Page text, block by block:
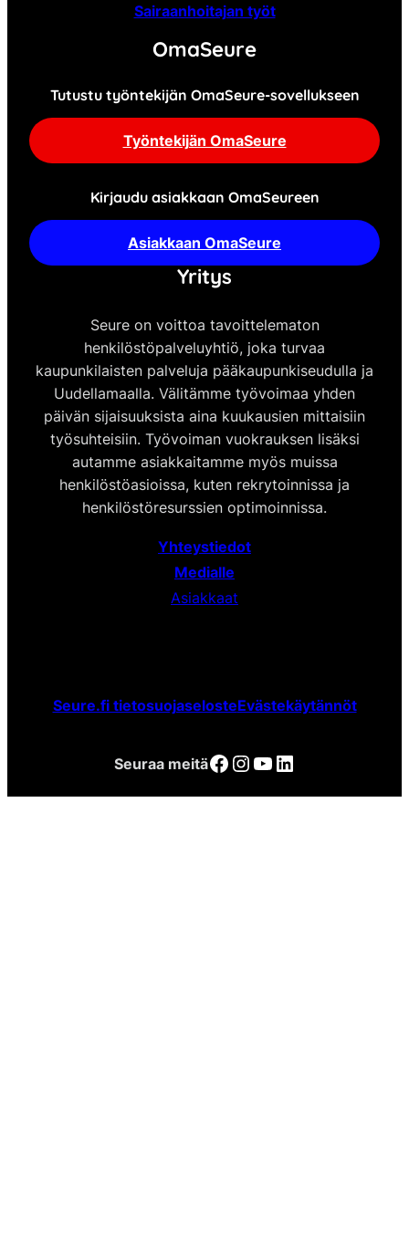
Sairaanhoitajan työt
OmaSeure
Tutustu työntekijän OmaSeure-sovellukseen
Työntekijän OmaSeure
Kirjaudu asiakkaan OmaSeureen
Asiakkaan OmaSeure
Yritys
Seure on voittoa tavoittelematon
henkilöstöpalveluyhtiö, joka turvaa
kaupunkilaisten palveluja pääkaupunkiseudulla ja
Uudellamaalla. Välitämme työvoimaa yhden
päivän sijaisuuksista aina kuukausien mittaisiin
työsuhteisiin. Työvoiman vuokrauksen lisäksi
autamme asiakkaitamme myös muissa
henkilöstöasioissa, kuten rekrytoinnissa ja
henkilöstöresurssien optimoinnissa.
Yhteystiedot
Medialle
Asiakkaat
Seure.fi tietosuojaselosteEvästekäytännöt
Seuraa meitäFacebook Instagram YouTube LinkedIn